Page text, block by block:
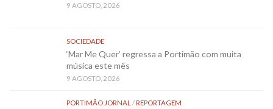
9 AGOSTO, 2026
SOCIEDADE
‘Mar Me Quer’ regressa a Portimão com muita
música este mês
9 AGOSTO, 2026
PORTIMÃO JORNAL /REPORTAGEM